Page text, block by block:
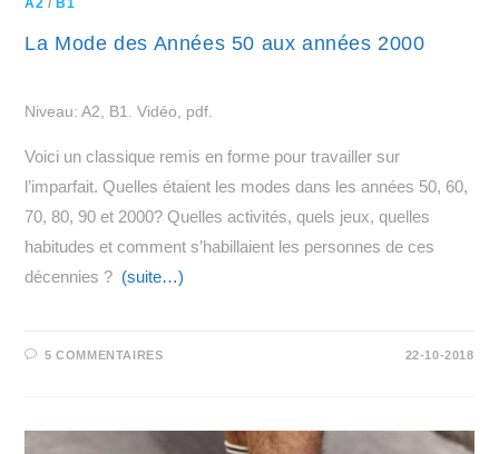
La Mode des Années 50 aux années 2000
Niveau: A2, B1. Vidéo, pdf.
Voici un classique remis en forme pour travailler sur
l’imparfait. Quelles étaient les modes dans les années 50, 60,
70, 80, 90 et 2000? Quelles activités, quels jeux, quelles
habitudes et comment s’habillaient les personnes de ces
décennies ? (suite…)
5 COMMENTAIRES 22-10-2018